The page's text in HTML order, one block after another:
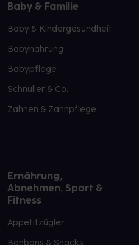
Baby & Familie
Baby & Kindergesundheit
Babynahrung
Babypflege
Schnuller & Co.
Zahnen & Zahnpflege
Ernährung,
Abnehmen, Sport &
Fitness
Appetitzügler